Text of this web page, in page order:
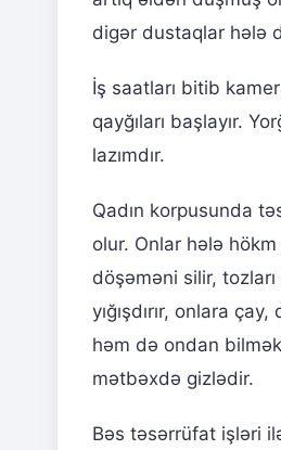
digər dustaqlar hələ
İş saatları bitib
qayğıları başlayır.
lazımdır.
Qadın korpusunda
olur. Onlar hələ
döşəməni silir,
yığışdırır, onlara
həm də ondan
mətbəxdə gizlədir.
Bəs təsərrüfat işləri